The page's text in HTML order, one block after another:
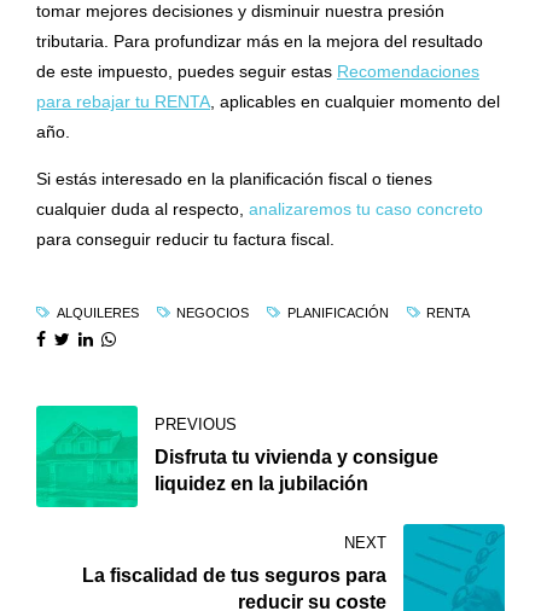
tomar mejores decisiones y disminuir nuestra presión
tributaria. Para profundizar más en la mejora del resultado
de este impuesto, puedes seguir estas Recomendaciones
para rebajar tu RENTA, aplicables en cualquier momento del
año.
Si estás interesado en la planificación fiscal o tienes
cualquier duda al respecto, analizaremos tu caso concreto
para conseguir reducir tu factura fiscal.
ALQUILERES NEGOCIOS PLANIFICACIÓN RENTA
PREVIOUS
Disfruta tu vivienda y consigue
liquidez en la jubilación
NEXT
La fiscalidad de tus seguros para
reducir su coste